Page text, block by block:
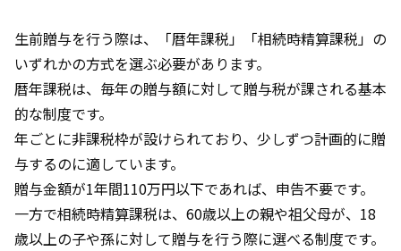
生前贈与を行う際は、「暦年課税」「相続時精算課税」の
いずれかの方式を選ぶ必要があります。
暦年課税は、毎年の贈与額に対して贈与税が課される基本
的な制度です。
年ごとに非課税枠が設けられており、少しずつ計画的に贈
与するのに適しています。
贈与金額が1年間110万円以下であれば、申告不要です。
一方で相続時精算課税は、60歳以上の親や祖父母が、18
歳以上の子や孫に対して贈与を行う際に選べる制度です。